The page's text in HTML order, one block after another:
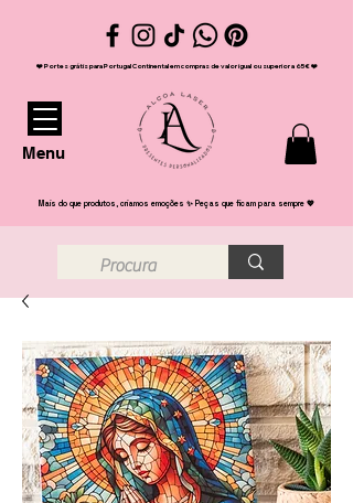
❤️ Portes grátis para Portugal Continental em compras de valor igual ou superior a 65€ ❤️
Menu
Mais do que produtos, criamos emoções ✨ Peças que ficam para sempre 💖